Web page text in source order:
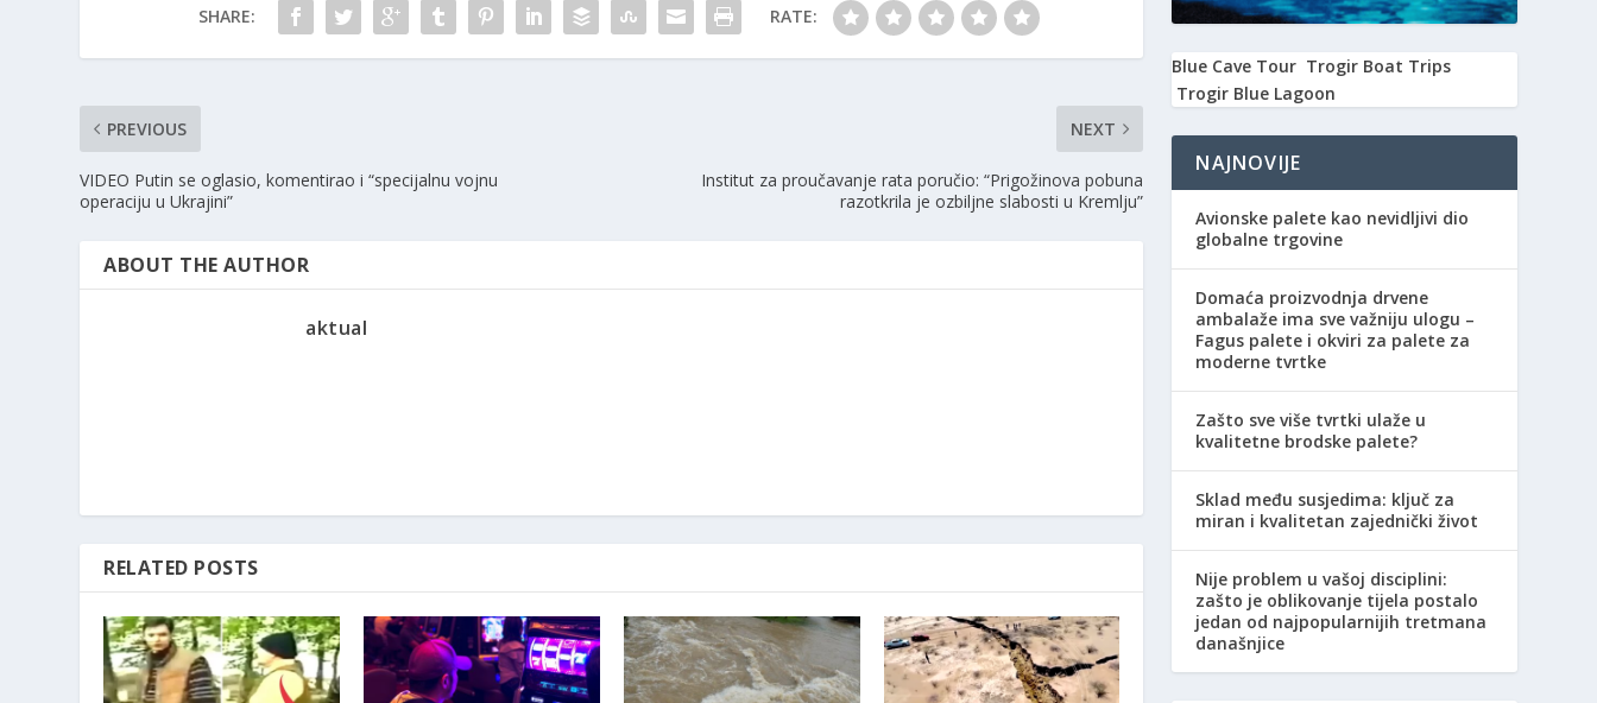
SHARE: RATE:
PREVIOUS
VIDEO Putin se oglasio, komentirao i “specijalnu vojnu
operaciju u Ukrajini”
NEXT
Institut za proučavanje rata poručio: “Prigožinova pobuna
razotkrila je ozbiljne slabosti u Kremlju”
ABOUT THE AUTHOR
aktual
RELATED POSTS
Blue Cave Tour Trogir Boat Trips
Trogir Blue Lagoon
NAJNOVIJE
Avionske palete kao nevidljivi dio
globalne trgovine
Domaća proizvodnja drvene
ambalaže ima sve važniju ulogu –
Fagus palete i okviri za palete za
moderne tvrtke
Zašto sve više tvrtki ulaže u
kvalitetne brodske palete?
Sklad među susjedima: ključ za
miran i kvalitetan zajednički život
Nije problem u vašoj disciplini:
zašto je oblikovanje tijela postalo
jedan od najpopularnijih tretmana
današnjice